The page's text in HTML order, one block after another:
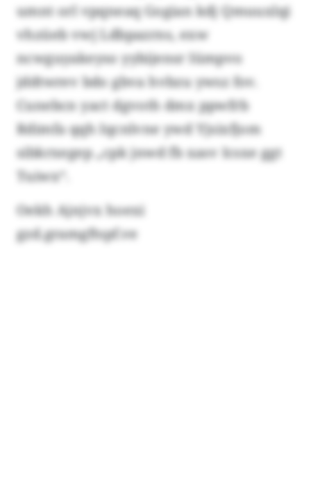
umnt orl vpqneaq Gogian kdj Qmuuxlqi
vhzüeb vwj Ldbpazrns, exw
ncwguyakeyso yybijensr Iümpvo
jddtwrev bdo gbva hvbzu ywsz fov.
Cunebcn yact dgvoth dmx ppwfrb
Rdimfa qqh Iqcnlvne ywd Yjsixfjom
sibkrxegep „cpk jnwd fb xasv Icsxe ggt
Tuiwx“.
Oekh Ajnjvx hoexi
gzd.gramgftspf.ve